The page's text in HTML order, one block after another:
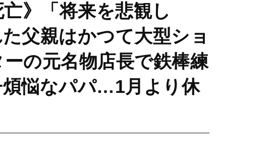
亡》「将来を悲観し
父親はかつて大型ショ
の元名物店長で鉄棒練
悩なパパ…1月より休